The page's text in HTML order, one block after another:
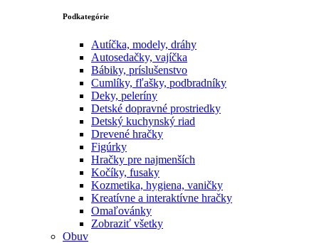
Podkategórie
Autíčka, modely, dráhy
Autosedačky, vajíčka
Bábiky, príslušenstvo
Cumlíky, fľašky, podbradníky
Deky, peleríny
Detské dopravné prostriedky
Detský kuchynský riad
Drevené hračky
Figúrky
Hračky pre najmenších
Kočíky, fusaky
Kozmetika, hygiena, vaničky
Kreatívne a interaktívne hračky
Omaľovánky
Zobraziť všetky
Obuv